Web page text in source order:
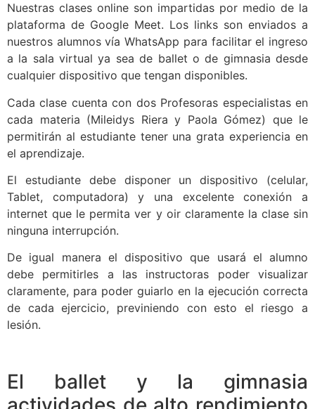
Nuestras clases online son impartidas por medio de la
plataforma de Google Meet. Los links son enviados a
nuestros alumnos vía WhatsApp para facilitar el ingreso
a la sala virtual ya sea de ballet o de gimnasia desde
cualquier dispositivo que tengan disponibles.
Cada clase cuenta con dos Profesoras especialistas en
cada materia (Mileidys Riera y Paola Gómez) que le
permitirán al estudiante tener una grata experiencia en
el aprendizaje.
El estudiante debe disponer un dispositivo (celular,
Tablet, computadora) y una excelente conexión a
internet que le permita ver y oir claramente la clase sin
ninguna interrupción.
De igual manera el dispositivo que usará el alumno
debe permitirles a las instructoras poder visualizar
claramente, para poder guiarlo en la ejecución correcta
de cada ejercicio, previniendo con esto el riesgo a
lesión.
El ballet y la gimnasia